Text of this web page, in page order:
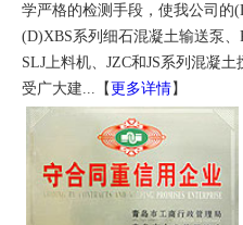
学严格的检测手段，使我公司的
(D)XBS系列细石混凝土输送泵、
SLJ上料机、JZC和JS系列混凝
受广大建...【 更多详情】